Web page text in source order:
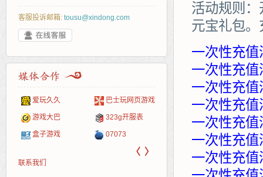
客服投诉邮箱: tousu@xindong.com
爱玩久久 巴士玩网页游戏
游戏大巴 323g开服表
盒子游戏 07073
页游网
新浪
网易
多玩
中华网
Cwan
游一游
游侠网页游戏 40407
5617网游网 一游网
开服网
斗蟹网页游戏 游戏
〈 〉
联系我们
活动规则
元宝礼包
一次性充
一次性充
一次性充
一次性充
一次性充
一次性充
一次性充